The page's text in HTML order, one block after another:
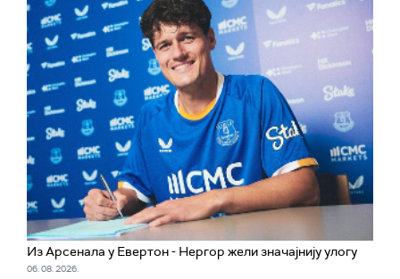
Из Арсенала у Евертон - Нергор жели значајнију улогу
06. 08. 2026.